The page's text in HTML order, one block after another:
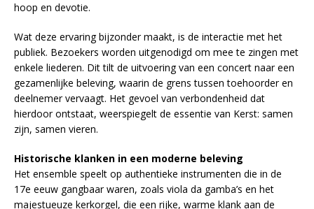
hoop en devotie.
Wat deze ervaring bijzonder maakt, is de interactie met het
publiek. Bezoekers worden uitgenodigd om mee te zingen met
enkele liederen. Dit tilt de uitvoering van een concert naar een
gezamenlijke beleving, waarin de grens tussen toehoorder en
deelnemer vervaagt. Het gevoel van verbondenheid dat
hierdoor ontstaat, weerspiegelt de essentie van Kerst: samen
zijn, samen vieren.
Historische klanken in een moderne beleving
Het ensemble speelt op authentieke instrumenten die in de
17e eeuw gangbaar waren, zoals viola da gamba’s en het
majestueuze kerkorgel, die een rijke, warme klank aan de